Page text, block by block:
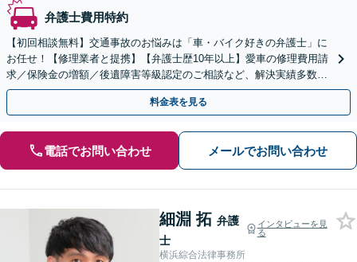
弁護士費用特約
【初回相談無料】交通事故のお悩みは「車・バイク好きの弁護士」に
お任せ！【修理業者と提携】【弁護士歴10年以上】愛車の修理費用請
求／保険金の増額／後遺障害等級認定のご相談など、解決実績多数。
物損から重大事故まで幅広く対応【日本大通り駅2分】
料金表を見る
電話でお問い合わせ メールでお問い合わせ
細淵 拓 弁護
士
インタビューを見
る
横浜綜合法律事務所